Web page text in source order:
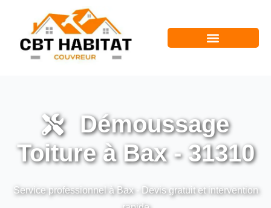
Démoussage
Toiture à Bax - 31310
Service professionnel à Bax - Devis gratuit et intervention